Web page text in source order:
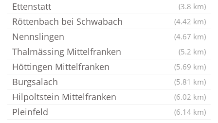
Ettenstatt (3.8 km)
Röttenbach bei Schwabach (4.42 km)
Nennslingen (4.67 km)
Thalmässing Mittelfranken (5.2 km)
Höttingen Mittelfranken (5.69 km)
Burgsalach (5.81 km)
Hilpoltstein Mittelfranken (6.02 km)
Pleinfeld (6.14 km)